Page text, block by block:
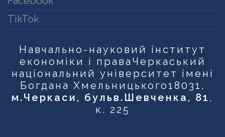
TikTok
Навчально-науковий інститут
економіки і права Черкаський
національний університет імені
Богдана Хмельницького18031,
м.Черкаси, бульв.Шевченка, 81 ,
к. 225